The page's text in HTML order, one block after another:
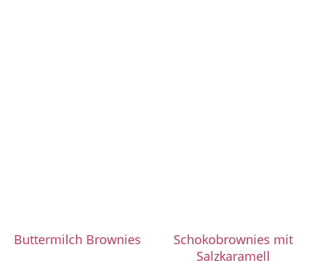
Buttermilch Brownies
Schokobrownies mit
Salzkaramell